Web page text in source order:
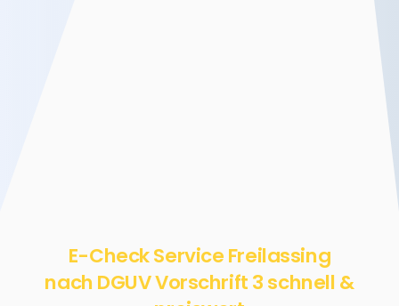
E-Check Service Freilassing
nach DGUV Vorschrift 3 schnell &